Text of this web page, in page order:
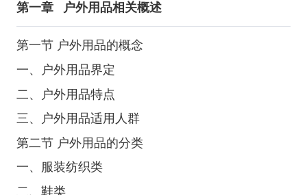
第一章 户外用品相关概述
第一节 户外用品的概念
一、户外用品界定
二、户外用品特点
三、户外用品适用人群
第二节 户外用品的分类
一、服装纺织类
二、鞋类